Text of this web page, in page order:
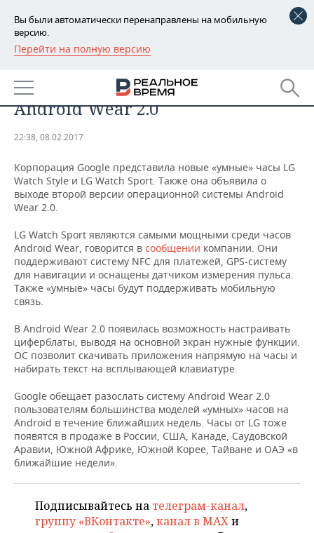
Вы были автоматически перенаправлены на мобильную
версию.
Перейти на полную версию
РЕГИОНЫ
БАШКОРТОСТАН
ТАТАРСТАН
НОВОСТИ
АНАЛИТИКА
ДЕКЛАРАЦИИ О ДОХОДАХ
КОРОЛИ ГОСЗАКАЗА ПФО
ВУЗЫ ТАТАРСТАНА
КОМУ ПРИНАДЛЕЖАТ
ТОРГОВЫЕ ЦЕНТРЫ
ТАТАРСТАНА
НОВОСТИ ЭКОНОМИКИ
ФИНАНСЫ
БАНКИ
БЮДЖЕТ
ИНВЕСТИЦИИ
ПРОМЫШЛЕННОСТЬ
НОВОСТИ
АГРОПРОМ
МАШИНОСТРОЕНИЕ
НЕФТЬ
ЭНЕРГЕТИКА
НЕДВИЖИМОСТЬ
НОВОСТИ НЕДВИЖИМОСТИ
АВТО
НОВОСТИ АВТО
БИЗНЕС
НОВОСТИ БИЗНЕСА
РОЗНИЧНАЯ ТОРГОВЛЯ
ТРАНСПОРТ
УСЛУГИ
ТЕХНОЛОГИИ
НОВОСТИ ТЕХНОЛОГИЙ
IT
МЕДИА
ТЕЛЕКОММУНИКАЦИИ
МЕРОПРИЯТИЯ
НОВОСТИ МЕРОПРИЯТИЙ
ВЫЕЗДНАЯ РЕДАКЦИЯ
БИЗНЕС-БРАНЧИ
ONLINE-КОНФЕРЕНЦИИ
ОТКРЫТАЯ ЛЕКЦИЯ
СПОРТ
НОВОСТИ СПОРТА
ФУТБОЛ
ХОККЕЙ
БАСКЕТБОЛ
ОБЩЕСТВО
НОВОСТИ ОБЩЕСТВА
ВЛАСТЬ
ИНФРАСТРУКТУРА
ФОТОГАЛЕРЕЯ
СЮЖЕТЫ
СПРАВОЧНИК
«умные» часы от LG и новую ОС
Android Wear 2.0
22:38, 08.02.2017
Корпорация Google представила новые «умные» часы LG
Watch Style и LG Watch Sport. Также она объявила о
выходе второй версии операционной системы Android
Wear 2.0.
LG Watch Sport являются самыми мощными среди часов
Android Wear, говорится в сообщении компании. Они
поддерживают систему NFC для платежей, GPS-систему
для навигации и оснащены датчиком измерения пульса.
Также «умные» часы будут поддерживать мобильную
связь.
В Android Wear 2.0 появилась возможность настраивать
циферблаты, выводя на основной экран нужные функции.
ОС позволит скачивать приложения напрямую на часы и
набирать текст на всплывающей клавиатуре.
Google обещает разослать систему Android Wear 2.0
пользователям большинства моделей «умных» часов на
Android в течение ближайших недель. Часы от LG тоже
появятся в продаже в России, США, Канаде, Саудовской
Аравии, Южной Африке, Южной Корее, Тайване и ОАЭ «в
ближайшие недели».
Подписывайтесь на телеграм-канал,
группу «ВКонтакте»,канал в MAXи